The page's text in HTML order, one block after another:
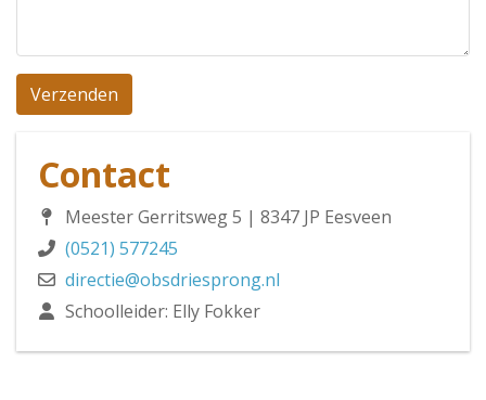
Verzenden
Contact
Meester Gerritsweg 5 | 8347 JP Eesveen
(0521) 577245
directie@obsdriesprong.nl
Schoolleider: Elly Fokker